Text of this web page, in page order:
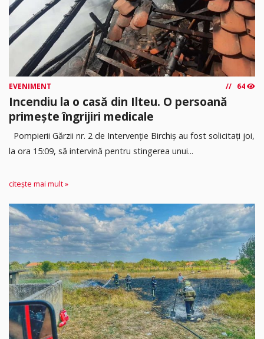
EVENIMENT 64
Incendiu la o casă din Ilteu. O persoană
primește îngrijiri medicale
Pompierii Gărzii nr. 2 de Intervenție Birchiș au fost solicitați joi,
la ora 15:09, să intervină pentru stingerea unui...
citește mai mult »